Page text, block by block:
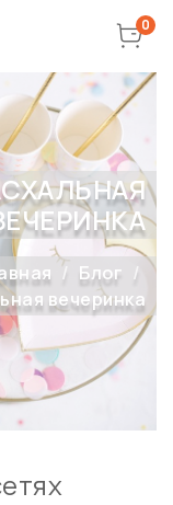
0
Блог
вечеринка